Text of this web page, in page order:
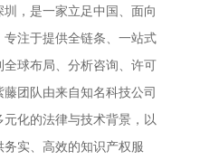
，是一家立足中国、面向
注于提供全链条、一站式
球布局、分析咨询、许可
团队由来自知名科技公司
化的法律与技术背景，以
实、高效的知识产权服